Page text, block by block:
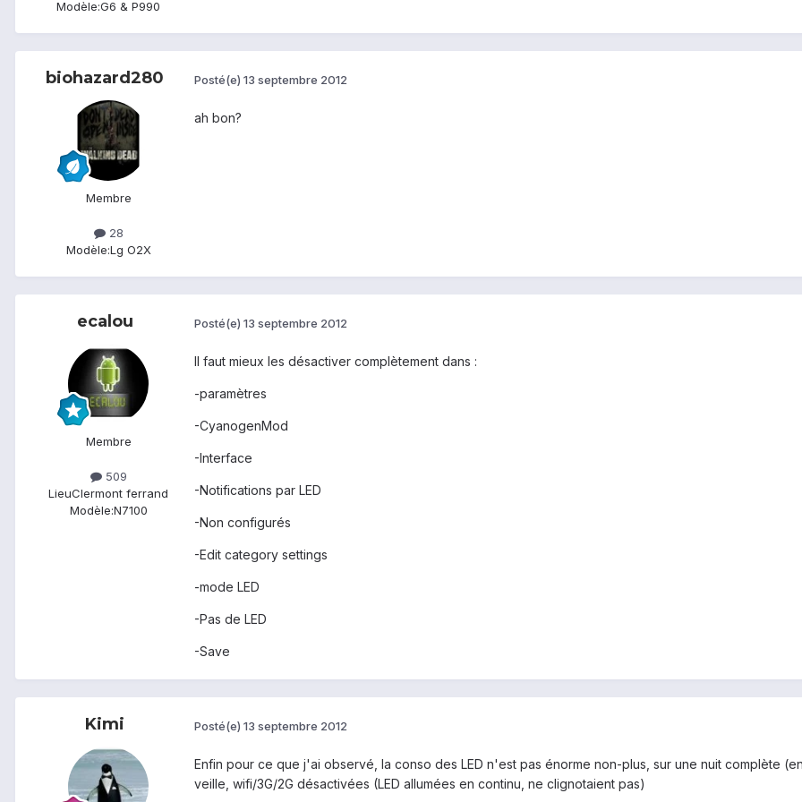
Modèle:G6 & P990
biohazard280
Membre
28
Modèle:Lg O2X
Posté(e) 13 septembre 2012
ah bon?
ecalou
Membre
509
LieuClermont ferrand
Modèle:N7100
Posté(e) 13 septembre 2012
Il faut mieux les désactiver complètement dans :
-paramètres
-CyanogenMod
-Interface
-Notifications par LED
-Non configurés
-Edit category settings
-mode LED
-Pas de LED
-Save
Kimi Posté(e) 13 septembre 2012
Enfin pour ce que j'ai observé, la conso des LED n'est pas énorme non-plus, sur une nuit complète
veille, wifi/3G/2G désactivées (LED allumées en continu, ne clignotaient pas)